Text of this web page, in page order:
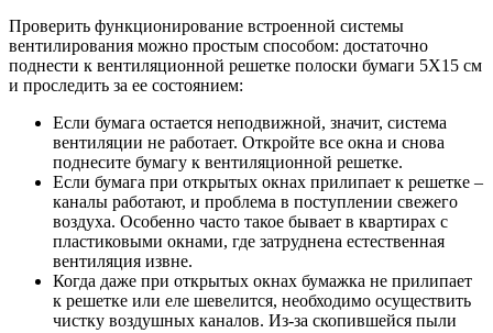
Проверить функционирование встроенной системы
вентилирования можно простым способом: достаточно
поднести к вентиляционной решетке полоски бумаги 5Х15 см
и проследить за ее состоянием:
Если бумага остается неподвижной, значит, система
вентиляции не работает. Откройте все окна и снова
поднесите бумагу к вентиляционной решетке.
Если бумага при открытых окнах прилипает к решетке –
каналы работают, и проблема в поступлении свежего
воздуха. Особенно часто такое бывает в квартирах с
пластиковыми окнами, где затруднена естественная
вентиляция извне.
Когда даже при открытых окнах бумажка не прилипает
к решетке или еле шевелится, необходимо осуществить
чистку воздушных каналов. Из-за скопившейся пыли